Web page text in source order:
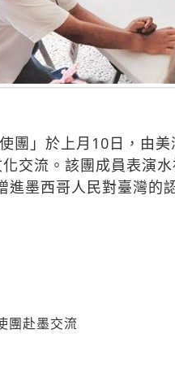
團」於上月10日，由
交流。該團成員表演
進墨西哥人民對臺灣的
團赴墨交流